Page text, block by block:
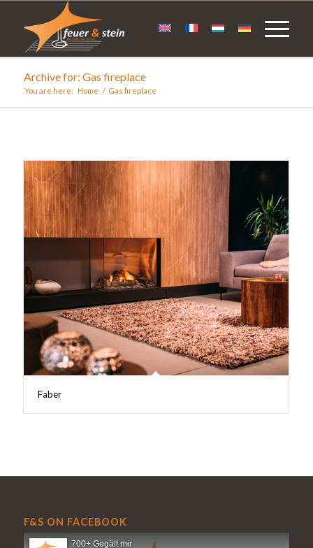
Archive for: Gas fireplace
You are here: Home / Gas fireplace
Faber
F&S ON FACEBOOK
700+ Gegält mir